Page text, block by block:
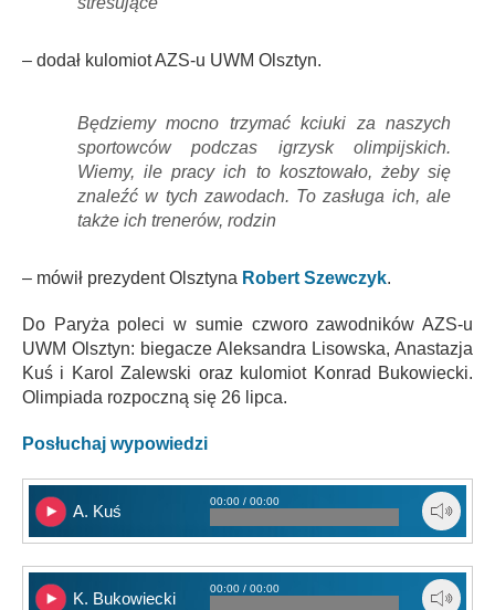
– dodał kulomiot AZS-u UWM Olsztyn.
Będziemy mocno trzymać kciuki za naszych
sportowców podczas igrzysk olimpijskich.
Wiemy, ile pracy ich to kosztowało, żeby się
znaleźć w tych zawodach. To zasługa ich, ale
także ich trenerów, rodzin
– mówił prezydent Olsztyna Robert Szewczyk.
Do Paryża poleci w sumie czworo zawodników AZS-u
UWM Olsztyn: biegacze Aleksandra Lisowska, Anastazja
Kuś i Karol Zalewski oraz kulomiot Konrad Bukowiecki.
Olimpiada rozpoczną się 26 lipca.
Posłuchaj wypowiedzi
A. Kuś
00:00 / 00:00
K. Bukowiecki
00:00 / 00:00